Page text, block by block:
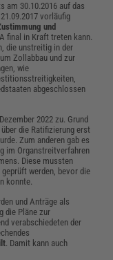
am 30.10.2016 auf das
vorläufig
und
final in Kraft treten kann.
die unstreitig in der
Zollabbau und zur
wie
abgeschlossen
2022 zu. Grund
die Ratifizierung erst
Zum anderen gab es
im Organstreitverfahren
Diese mussten
werden, bevor die
konnte.
und Anträge als
die Pläne zur
verabschiedeten der
. Damit kann auch